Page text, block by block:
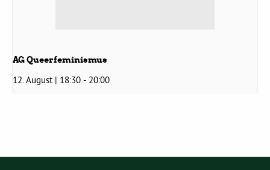
AG Queerfeminismus
12. August | 18:30 - 20:00